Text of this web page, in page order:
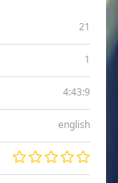
21
1
4:43:9
english